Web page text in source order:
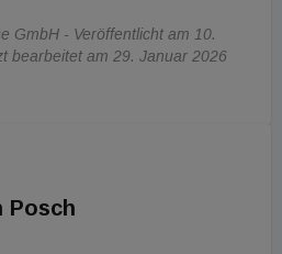
GmbH - Veröffentlicht am 10.
bearbeitet am 29. Januar 2026
Posch